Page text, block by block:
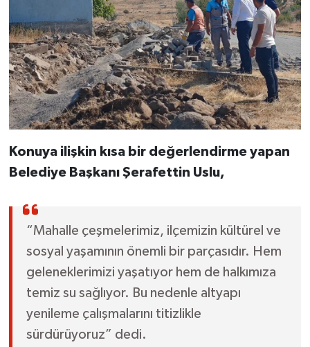
Konuya ilişkin kısa bir değerlendirme yapan
Belediye Başkanı Şerafettin Uslu,
“Mahalle çeşmelerimiz, ilçemizin kültürel ve
sosyal yaşamının önemli bir parçasıdır. Hem
geleneklerimizi yaşatıyor hem de halkımıza
temiz su sağlıyor. Bu nedenle altyapı
yenileme çalışmalarını titizlikle
sürdürüyoruz” dedi.